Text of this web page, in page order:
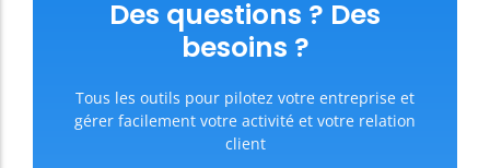
Des questions ? Des
besoins ?
Tous les outils pour pilotez votre entreprise et
gérer facilement votre activité et votre relation
client